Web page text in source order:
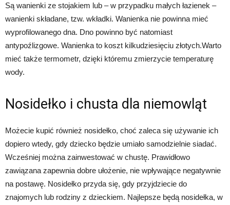
Są wanienki ze stojakiem lub – w przypadku małych łazienek –
wanienki składane, tzw. wkładki. Wanienka nie powinna mieć
wyprofilowanego dna. Dno powinno być natomiast
antypoźlizgowe. Wanienka to koszt kilkudziesięciu złotych.Warto
mieć także termometr, dzięki któremu zmierzycie temperaturę
wody.
Nosidełko i chusta dla niemowląt
Możecie kupić również nosidełko, choć zaleca się używanie ich
dopiero wtedy, gdy dziecko będzie umiało samodzielnie siadać.
Wcześniej można zainwestować w chustę. Prawidłowo
zawiązana zapewnia dobre ułożenie, nie wpływające negatywnie
na postawę. Nosidełko przyda się, gdy przyjdziecie do
znajomych lub rodziny z dzieckiem. Najlepsze będą nosidełka, w